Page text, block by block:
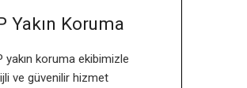
Yakın Koruma
koruma ekibimizle
ve güvenilir hizmet